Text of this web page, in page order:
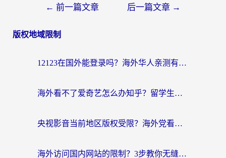
导
← 前一篇文章 后一篇文章 →
版权地域限制
12123在国外能登录吗？海外华人亲测有效的回国加速器选择指南
海外看不了爱奇艺怎么办知乎？留学生亲测有效的回国加速方案
央视影音当前地区版权受限？海外党看国内剧、追电视台的终极解决方案
海外访问国内网站的限制？3步教你无缝解锁国内资源（附实测最优工具）